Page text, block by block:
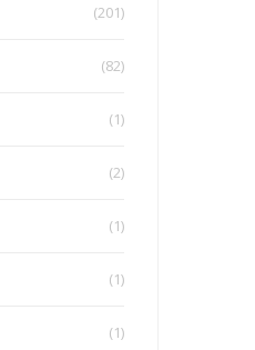
(201)
(82)
(1)
(2)
(1)
(1)
(1)